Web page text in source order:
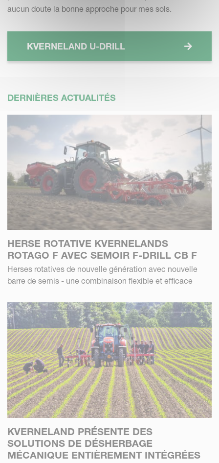
aucun doute la bonne approche pour mes sols.
KVERNELAND U-DRILL
DERNIÈRES ACTUALITÉS
HERSE ROTATIVE KVERNELANDS
ROTAGO F AVEC SEMOIR F-DRILL CB F
Herses rotatives de nouvelle génération avec nouvelle
barre de semis - une combinaison flexible et efficace
KVERNELAND PRÉSENTE DES
SOLUTIONS DE DÉSHERBAGE
MÉCANIQUE ENTIÈREMENT INTÉGRÉES